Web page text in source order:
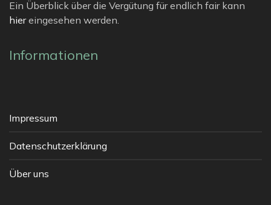
Ein Überblick über die Vergütung für endlich fair kann
hiereingesehen werden.
Informationen
Impressum
Datenschutzerklärung
Über uns